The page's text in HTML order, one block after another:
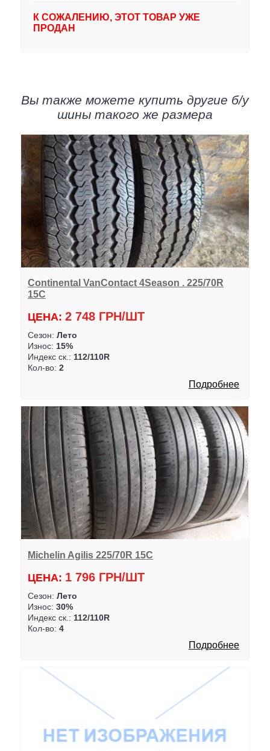
К СОЖАЛЕНИЮ, ЭТОТ ТОВАР УЖЕ
ПРОДАН
Вы также можете купить другие б/у
шины такого же размера
Continental VanContact 4Season . 225/70R
15C
ЦЕНА: 2 748 ГРН/ШТ
Сезон: Лето
Износ: 15%
Индекс ск.: 112/110R
Кол-во: 2
Подробнее
Michelin Agilis 225/70R 15C
ЦЕНА: 1 796 ГРН/ШТ
Сезон: Лето
Износ: 30%
Индекс ск.: 112/110R
Кол-во: 4
Подробнее